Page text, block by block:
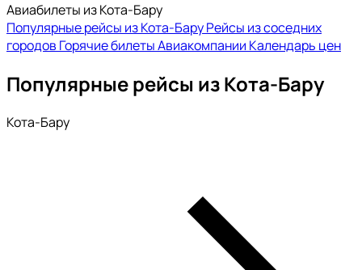
Авиабилеты из Кота-Бару
Популярные рейсы из Кота-БаруРейсы из соседних
городов Горячие билетыАвиакомпании Календарь цен
Популярные рейсы из Кота-Бару
Кота-Бару